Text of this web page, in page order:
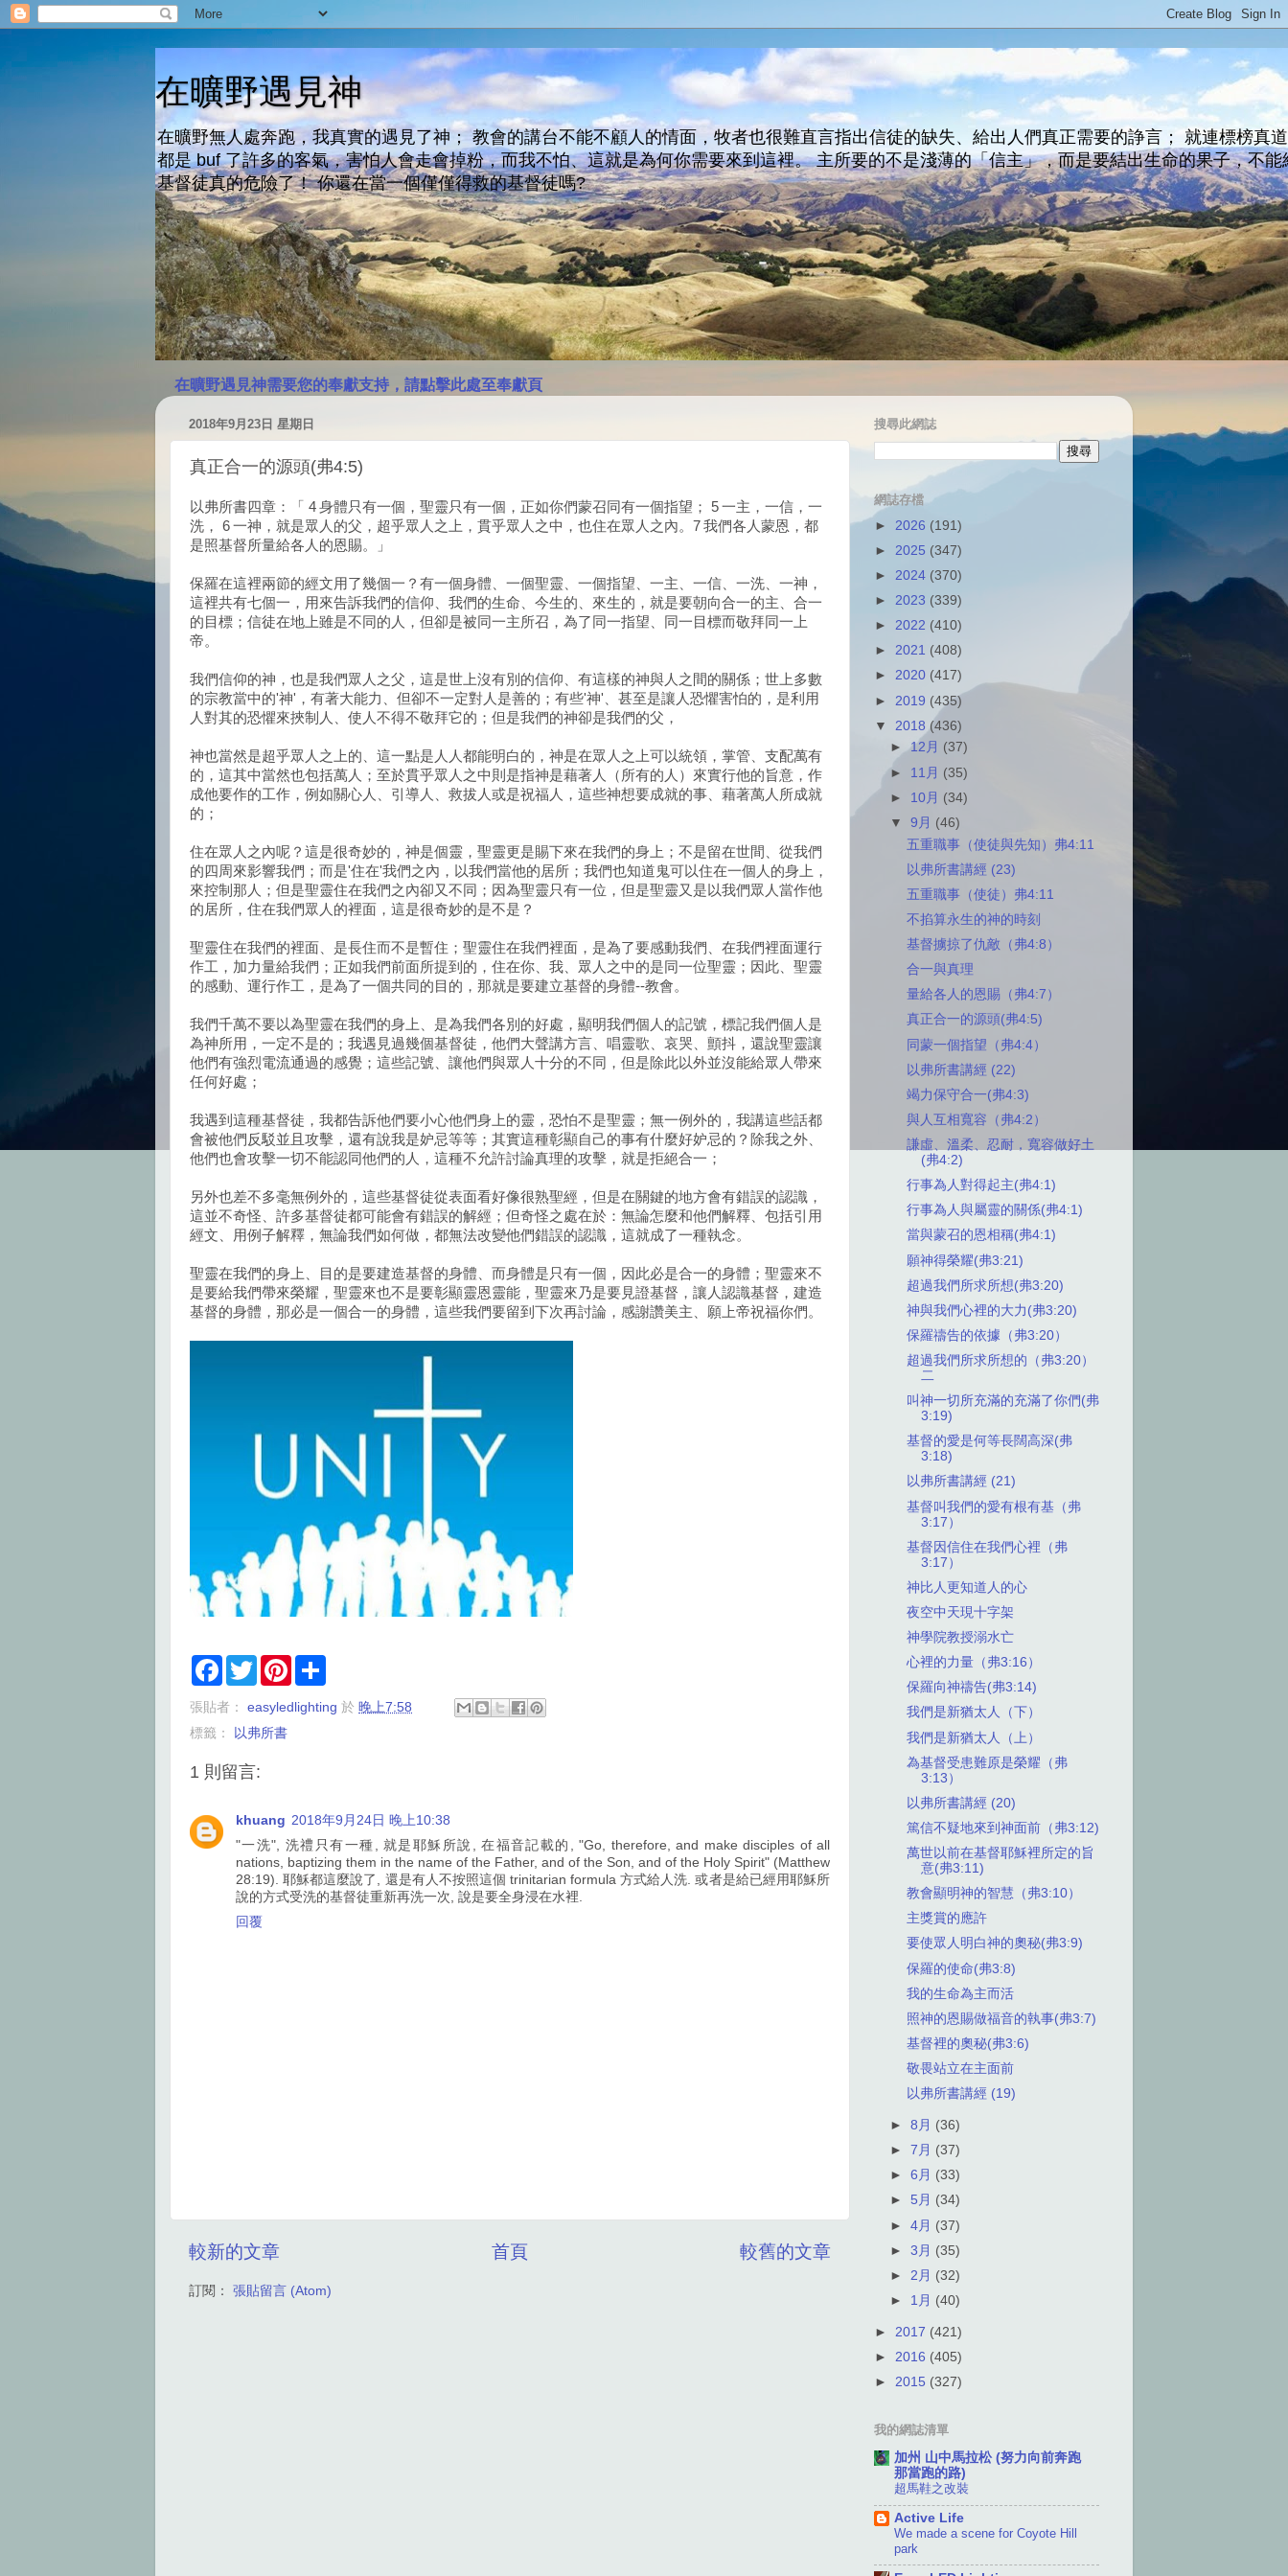
在曠野遇見神
在曠野無人處奔跑，我真實的遇見了神； 教會的講台不能不顧人的情面，牧者也很難直言指出信徒的缺失、給出人們真正需要的諍言； 就連標榜真
都是 buf 了許多的客氣，害怕人會走會掉粉，而我不怕、這就是為何你需要來到這裡。 主所要的不是淺薄的「信主」，而是要結出生命的果子，不能
基督徒真的危險了！ 你還在當一個僅僅得救的基督徒嗎?
在曠野遇見神需要您的奉獻支持，請點擊此處至奉獻頁
2018年9月23日 星期日
真正合一的源頭(弗4:5)
以弗所書四章：「 4 身體只有一個，聖靈只有一個，正如你們蒙召同有一個指望； 5 一主，一信，一
洗， 6 一神，就是眾人的父，超乎眾人之上，貫乎眾人之中，也住在眾人之內。7 我們各人蒙恩，都
是照基督所量給各人的恩賜。」
保羅在這裡兩節的經文用了幾個一？有一個身體、一個聖靈、一個指望、一主、一信、一洗、一神，
這裡共有七個一，用來告訴我們的信仰、我們的生命、今生的、來生的，就是要朝向合一的主、合一
的目標；信徒在地上雖是不同的人，但卻是被同一主所召，為了同一指望、同一目標而敬拜同一上
帝。
我們信仰的神，也是我們眾人之父，這是世上沒有別的信仰、有這樣的神與人之間的關係；世上多數
的宗教當中的'神'，有著大能力、但卻不一定對人是善的；有些'神'、甚至是讓人恐懼害怕的，是利用
人對其的恐懼來挾制人、使人不得不敬拜它的；但是我們的神卻是我們的父，
神也當然是超乎眾人之上的、這一點是人人都能明白的，神是在眾人之上可以統領，掌管、支配萬有
的，這其中當然也包括萬人；至於貫乎眾人之中則是指神是藉著人（所有的人）來實行他的旨意，作
成他要作的工作，例如關心人、引導人、救拔人或是祝福人，這些神想要成就的事、藉著萬人所成就
的；
住在眾人之內呢？這是很奇妙的，神是個靈，聖靈更是賜下來在我們的身上；不是留在世間、從我們
的四周來影響我們；而是'住在'我們之內，以我們當他的居所；我們也知道鬼可以住在一個人的身上，
來控制那人；但是聖靈住在我們之內卻又不同；因為聖靈只有一位，但是聖靈又是以我們眾人當作他
的居所，住在我們眾人的裡面，這是很奇妙的是不是？
聖靈住在我們的裡面、是長住而不是暫住；聖靈住在我們裡面，是為了要感動我們、在我們裡面運行
作工，加力量給我們；正如我們前面所提到的，住在你、我、眾人之中的是同一位聖靈；因此、聖靈
的感動、運行作工，是為了一個共同的目的，那就是要建立基督的身體--教會。
我們千萬不要以為聖靈在我們的身上、是為我們各別的好處，顯明我們個人的記號，標記我們個人是
為神所用，一定不是的；我遇見過幾個基督徒，他們大聲講方言、唱靈歌、哀哭、顫抖，還說聖靈讓
他們有強烈電流通過的感覺；這些記號、讓他們與眾人十分的不同，但是除此以外並沒能給眾人帶來
任何好處；
我遇到這種基督徒，我都告訴他們要小心他們身上的靈，恐怕不是聖靈；無一例外的，我講這些話都
會被他們反駁並且攻擊，還有說我是妒忌等等；其實這種彰顯自己的事有什麼好妒忌的？除我之外、
他們也會攻擊一切不能認同他們的人，這種不允許討論真理的攻擊，就是拒絕合一；
另外也差不多毫無例外的，這些基督徒從表面看好像很熟聖經，但是在關鍵的地方會有錯誤的認識，
這並不奇怪、許多基督徒都可能會有錯誤的解經；但奇怪之處在於：無論怎麼和他們解釋、包括引用
經文、用例子解釋，無論我們如何做，都無法改變他們錯誤的認識，這就成了一種執念。
聖靈在我們的身上、目的是要建造基督的身體、而身體是只有一個，因此必是合一的身體；聖靈來不
是要給我們帶來榮耀，聖靈來也不是要彰顯靈恩靈能，聖靈來乃是要見證基督，讓人認識基督，建造
基督的身體，那必是一個合一的身體，這些我們要留到下次再討論，感謝讚美主、願上帝祝福你們。
F
e
o
k
T
w
t
e
P
t
r
張貼者： easyledlighting 於 晚上7:58
標籤：
以弗所書
1 則留言:
khuang 2018年9月24日 晚上10:38
"一洗", 洗禮只有一種, 就是耶穌所說, 在福音記載的, "Go, therefore, and make disciples of all
nations, baptizing them in the name of the Father, and of the Son, and of the Holy Spirit" (Matthew
28:19). 耶穌都這麼說了, 還是有人不按照這個 trinitarian formula 方式給人洗. 或者是給已經用耶穌所
說的方式受洗的基督徒重新再洗一次, 說是要全身浸在水裡.
回覆
較新的文章 較舊的文章
首頁
訂閱： 張貼留言 (Atom)
搜尋此網誌
網誌存檔
► 2026 (191)
► 2025 (347)
► 2024 (370)
► 2023 (339)
► 2022 (410)
► 2021 (408)
► 2020 (417)
► 2019 (435)
▼ 2018 (436)
►12月 (37)
► 11月 (35)
► 10月 (34)
▼9月 (46)
五重職事（使徒與先知）弗4:11
以弗所書講經 (23)
五重職事（使徒）弗4:11
不掐算永生的神的時刻
基督擄掠了仇敵（弗4:8）
合一與真理
量給各人的恩賜（弗4:7）
真正合一的源頭(弗4:5)
同蒙一個指望（弗4:4）
以弗所書講經 (22)
竭力保守合一(弗4:3)
與人互相寬容（弗4:2）
謙虛、溫柔、忍耐，寬容做好土
(弗4:2)
行事為人對得起主(弗4:1)
行事為人與屬靈的關係(弗4:1)
當與蒙召的恩相稱(弗4:1)
願神得榮耀(弗3:21)
超過我們所求所想(弗3:20)
神與我們心裡的大力(弗3:20)
保羅禱告的依據（弗3:20）
超過我們所求所想的（弗3:20）
二
叫神一切所充滿的充滿了你們(弗
3:19)
基督的愛是何等長闊高深(弗
3:18)
以弗所書講經 (21)
基督叫我們的愛有根有基（弗
3:17）
基督因信住在我們心裡（弗
3:17）
神比人更知道人的心
夜空中天現十字架
神學院教授溺水亡
心裡的力量（弗3:16）
保羅向神禱告(弗3:14)
我們是新猶太人（下）
我們是新猶太人（上）
為基督受患難原是榮耀（弗
3:13）
以弗所書講經 (20)
篤信不疑地來到神面前（弗3:12)
萬世以前在基督耶穌裡所定的旨
意(弗3:11)
教會顯明神的智慧（弗3:10）
主獎賞的應許
要使眾人明白神的奧秘(弗3:9)
保羅的使命(弗3:8)
我的生命為主而活
照神的恩賜做福音的執事(弗3:7)
基督裡的奧秘(弗3:6)
敬畏站立在主面前
以弗所書講經 (19)
►8月 (36)
►7月 (37)
►6月 (33)
► 5月 (34)
►4月 (37)
►3月 (35)
► 2月 (32)
► 1月 (40)
► 2017 (421)
► 2016 (405)
► 2015 (327)
我的網誌清單
加州 山中馬拉松 (努力向前奔跑
那當跑的路)
超馬鞋之改裝
Active Life
We made a scene for Coyote Hill
park